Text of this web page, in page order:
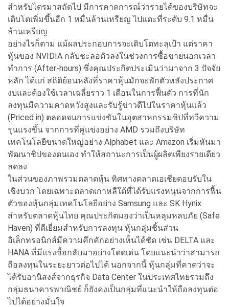
สำหรับไตรมาสถัดไป มีการคาดการณ์ว่ารายได้ของบริษัทจะ
เติบโตเพิ่มขึ้นอีก 1 หมื่นล้านเหรียญ ไปแตะที่ระดับ 9.1 หมื่น
ล้านเหรียญ
อย่างไรก็ตาม แม้ผลประกอบการจะเติบโตทะลุเป้า แต่ราคา
หุ้นของ NVIDIA กลับชะลอตัวลงในช่วงการซื้อขายนอกเวลา
ทำการ (After-hours) ซึ่งคุณประกิตประเมินว่ามาจาก 3 ปัจจัย
หลัก ได้แก่ สถิติย้อนหลังที่ราคาหุ้นมักจะพักตัวหลังประกาศ
งบและต้องใช้เวลาเฉลี่ยราว 1 เดือนในการฟื้นตัว การที่นัก
ลงทุนมีความคาดหวังสูงและรับรู้ข่าวดีไปในราคาหุ้นแล้ว
(Priced in) ตลอดจนการแข่งขันในอุตสาหกรรมชิปที่ทวีความ
รุนแรงขึ้น จากการที่คู่แข่งอย่าง AMD รวมถึงบริษัท
เทคโนโลยีขนาดใหญ่อย่าง Alphabet และ Amazon เริ่มหันมา
พัฒนาชิปของตนเอง ทำให้สถานะการเป็นผู้ผลิตเพียงรายเดียว
ลดลง
ในส่วนของภาพรวมตลาดหุ้น ทิศทางตลาดเอเชียตอบรับใน
เชิงบวก โดยเฉพาะตลาดเกาหลีใต้ที่ได้รับแรงหนุนจากการฟื้น
ตัวของหุ้นกลุ่มเทคโนโลยีอย่าง Samsung และ SK Hynix
สำหรับตลาดหุ้นไทย คุณประกิตมองว่าเป็นหลุมหลบภัย (Safe
Haven) ที่ดีเยี่ยมสำหรับการลงทุน หุ้นกลุ่มชิ้นส่วน
อิเล็กทรอนิกส์มีความคึกคักอย่างเห็นได้ชัด เช่น DELTA และ
HANA ที่มีแรงซื้อกลับมาอย่างโดดเด่น โดยแนะนำว่าสามารถ
ถือลงทุนในระยะยาวต่อไปได้ นอกจากนี้ หุ้นกลุ่มที่คาดว่าจะ
ได้รับอานิสงส์จากธุรกิจ Data Center ในประเทศไทยรวมถึง
กลุ่มธนาคารพาณิชย์ ก็ยังคงเป็นกลุ่มที่แนะนำให้ถือลงทุนต่อ
ไปได้อย่างมั่นใจ